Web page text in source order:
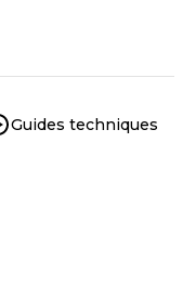
Guides techniques